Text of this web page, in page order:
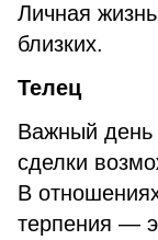
Личная
близких.
Телец
Важный
сделки
В
терпения —